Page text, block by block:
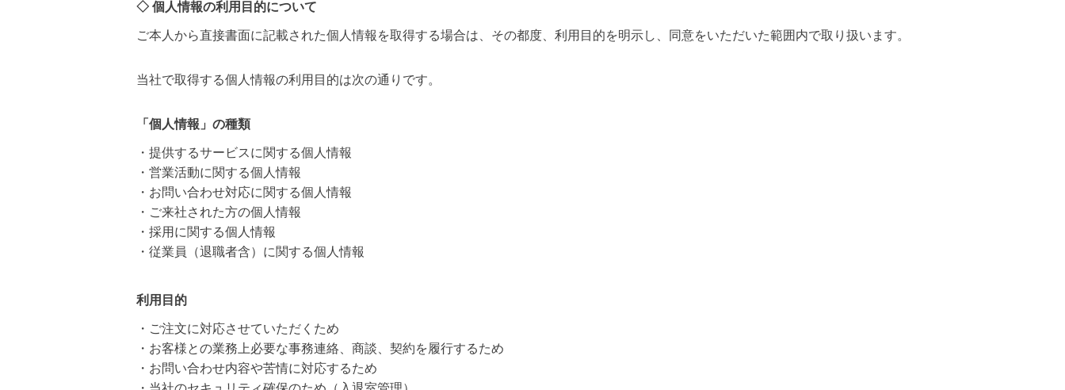
◇ 個人情報の利用目的について
ご本人から直接書面に記載された個人情報を取得する場合は、その都度、利用目的を明示し、同意をいただいた範囲内で取り扱います。
当社で取得する個人情報の利用目的は次の通りです。
「個人情報」の種類
・提供するサービスに関する個人情報
・営業活動に関する個人情報
・お問い合わせ対応に関する個人情報
・ご来社された方の個人情報
・採用に関する個人情報
・従業員（退職者含）に関する個人情報
利用目的
・ご注文に対応させていただくため
・お客様との業務上必要な事務連絡、商談、契約を履行するため
・お問い合わせ内容や苦情に対応するため